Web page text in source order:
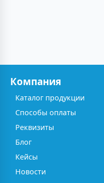
Компания
Каталог продукции
Способы оплаты
Реквизиты
Блог
Кейсы
Новости